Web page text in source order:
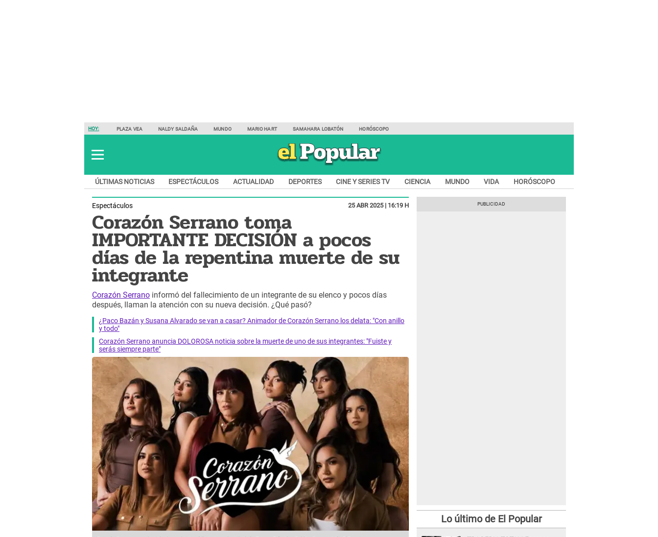
HOY: PLAZA VEA NALDY SALDAÑA MUNDO MARIO HART SAMAHARA LOBATÓN HORÓSCOPO
ÚLTIMAS NOTICIAS ESPECTÁCULOS ACTUALIDAD DEPORTES CINE Y SERIES TV CIENCIA MUNDO VIDA HORÓSCOPO
Espectáculos 25 ABR 2025 | 16:19 H
Corazón Serrano toma
IMPORTANTE DECISIÓN a pocos
días de la repentina muerte de su
integrante
Corazón Serrano informó del fallecimiento de un integrante de su elenco y pocos días
después, llaman la atención con su nueva decisión. ¿Qué pasó?
¿Paco Bazán y Susana Alvarado se van a casar? Animador de Corazón Serrano los delata: "Con anillo
y todo"
Corazón Serrano anuncia DOLOROSA noticia sobre la muerte de uno de sus integrantes: "Fuiste y
serás siempre parte"
Lo último de El Popular